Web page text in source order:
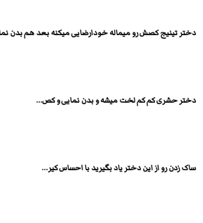
دختر تینیج کصش رو میماله خودارضایی میکنه بعد هم بدن
دختر حشری کم کم لخت میشه و بدن نمایی و کص...
ساک زدن رو از این دختر یاد بگیرید با احساس کیر...